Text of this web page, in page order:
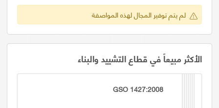
لم يتم توفير المجال لهذه المواصفة
الأكثر مبيعاً في قطاع التشييد والبناء
GSO 1427:2008